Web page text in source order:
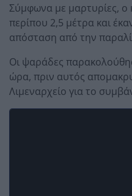
Σύμφωνα με μαρτυρίες, ο
περίπου 2,5 μέτρα και
απόσταση από την
Οι ψαράδες
ώρα, πριν αυτός
Λιμεναρχείο για το